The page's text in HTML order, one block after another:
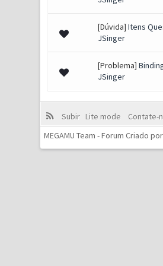
[Dúvida] Itens
JSinger
[Problema]
JSinger
Subir Lite mode
Contate-
MEGAMU Team - Forum Criado por